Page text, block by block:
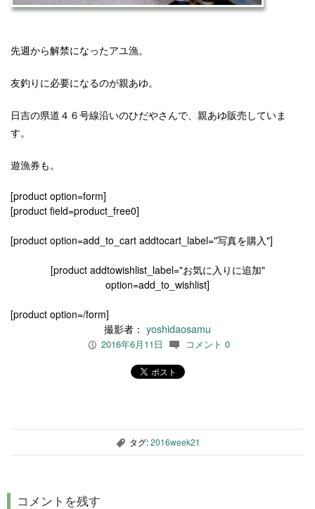
先週から解禁になったアユ漁。
友釣りに必要になるのが親あゆ。
日吉の県道４６号線沿いのひだやさんで、親あゆ販売していま
す。
遊漁券も。
[product option=form]
[product field=product_free0]
[product option=add_to_cart addtocart_label="写真を購入"]
[product addtowishlist_label="お気に入りに追加"
option=add_to_wishlist]
[product option=/form]
撮影者： yoshidaosamu
P 2016年6月11日 c コメント 0
, タグ:2016week21
コメントを残す